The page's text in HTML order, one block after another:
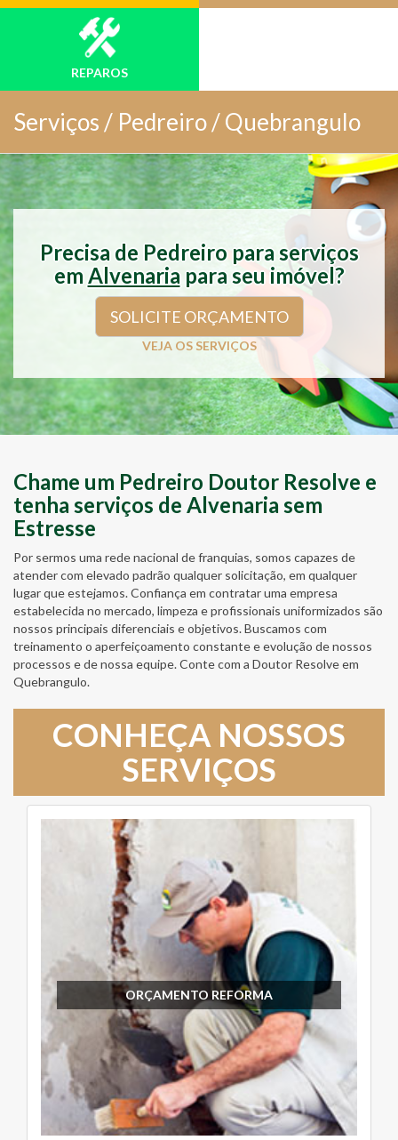
REPAROS
Serviços / Pedreiro / Quebrangulo
Precisa de Pedreiro para serviços
em Alvenaria para seu imóvel?
SOLICITE ORÇAMENTO
VEJA OS SERVIÇOS
Chame um Pedreiro Doutor Resolve e
tenha serviços de Alvenaria sem
Estresse
Por sermos uma rede nacional de franquias, somos capazes de
atender com elevado padrão qualquer solicitação, em qualquer
lugar que estejamos. Confiança em contratar uma empresa
estabelecida no mercado, limpeza e profissionais uniformizados são
nossos principais diferenciais e objetivos. Buscamos com
treinamento o aperfeiçoamento constante e evolução de nossos
processos e de nossa equipe. Conte com a Doutor Resolve em
Quebrangulo.
CONHEÇA NOSSOS
SERVIÇOS
ORÇAMENTO REFORMA